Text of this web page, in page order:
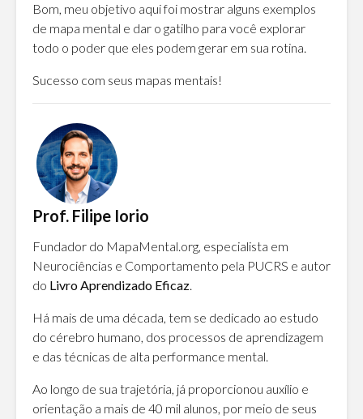
Bom, meu objetivo aqui foi mostrar alguns exemplos
de mapa mental e dar o gatilho para você explorar
todo o poder que eles podem gerar em sua rotina.
Sucesso com seus mapas mentais!
Prof. Filipe Iorio
Fundador do MapaMental.org, especialista em
Neurociências e Comportamento pela PUCRS e autor
do Livro Aprendizado Eficaz.
Há mais de uma década, tem se dedicado ao estudo
do cérebro humano, dos processos de aprendizagem
e das técnicas de alta performance mental.
Ao longo de sua trajetória, já proporcionou auxílio e
orientação a mais de 40 mil alunos, por meio de seus